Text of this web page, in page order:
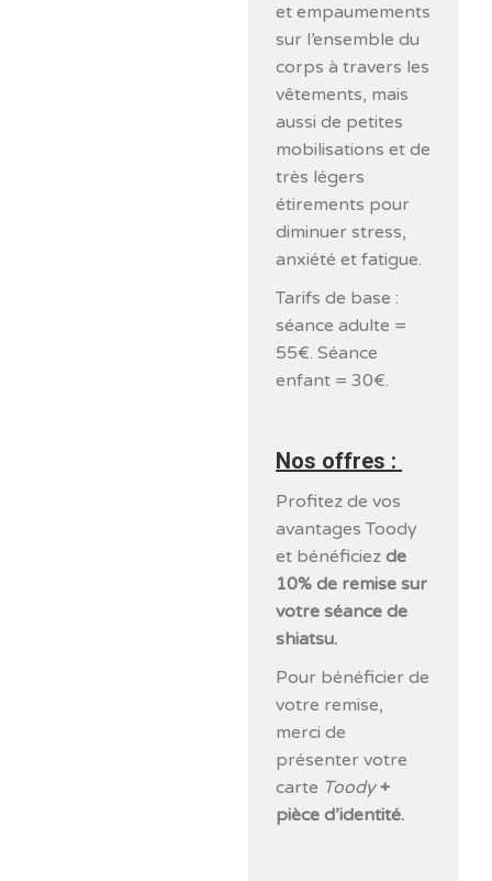
et empaumements
sur l’ensemble du
corps à travers les
vêtements, mais
aussi de petites
mobilisations et de
très légers
étirements pour
diminuer stress,
anxiété et fatigue.
Tarifs de base :
séance adulte =
55€. Séance
enfant = 30€.
Nos offres :
Profitez de vos
avantages Toody
et bénéficiezde
10% de remise sur
votre séance de
shiatsu.
Pour bénéficier de
votre remise,
merci de
présenter votre
carte Toody +
pièce d’identité.